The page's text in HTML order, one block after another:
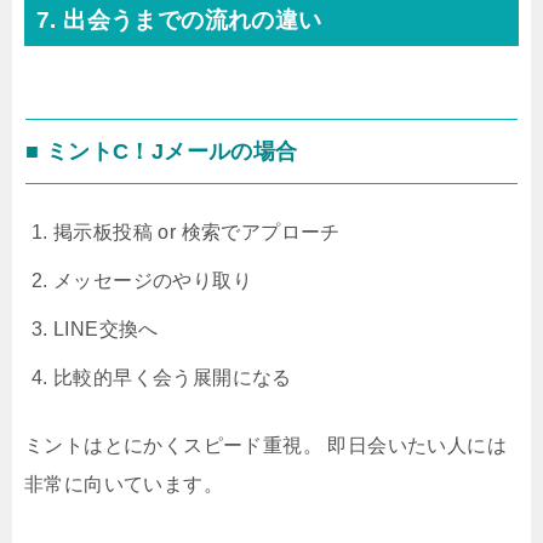
7. 出会うまでの流れの違い
■ ミントC！Jメールの場合
掲示板投稿 or 検索でアプローチ
メッセージのやり取り
LINE交換へ
比較的早く会う展開になる
ミントはとにかくスピード重視。 即日会いたい人には
非常に向いています。